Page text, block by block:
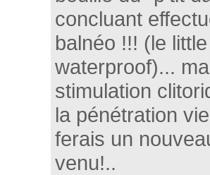
concluant
balnéo !!! (le
waterproof)...
stimulation
la pénétration
ferais un
venu!..